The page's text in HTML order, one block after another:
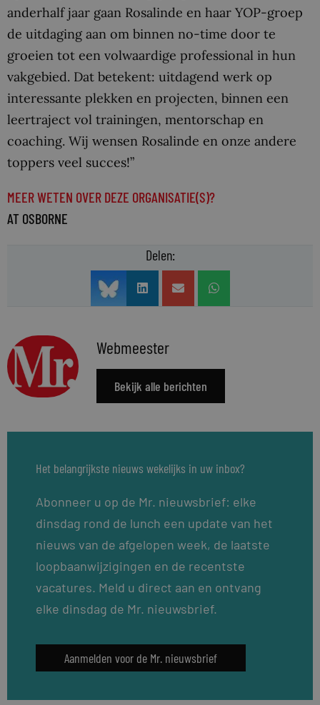
anderhalf jaar gaan Rosalinde en haar YOP-groep
de uitdaging aan om binnen no-time door te
groeien tot een volwaardige professional in hun
vakgebied. Dat betekent: uitdagend werk op
interessante plekken en projecten, binnen een
leertraject vol trainingen, mentorschap en
coaching. Wij wensen Rosalinde en onze andere
toppers veel succes!”
MEER WETEN OVER DEZE ORGANISATIE(S)?
AT OSBORNE
Delen:
Webmeester
Bekijk alle berichten
Het belangrijkste nieuws wekelijks in uw inbox?
Abonneer u op de Mr. nieuwsbrief: elke
dinsdag rond de lunch een update van het
nieuws van de afgelopen week, de laatste
loopbaanwijzigingen en de recentste
vacatures. Meld u direct aan en ontvang
elke dinsdag de Mr. nieuwsbrief.
Aanmelden voor de Mr. nieuwsbrief